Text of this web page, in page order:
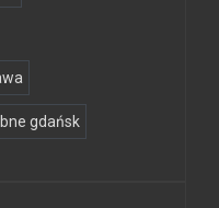
gdańsk